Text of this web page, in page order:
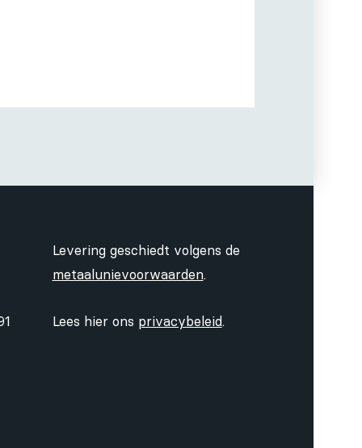
Levering geschiedt volgens de
metaalunievoorwaarden.
Lees hier ons privacybeleid.